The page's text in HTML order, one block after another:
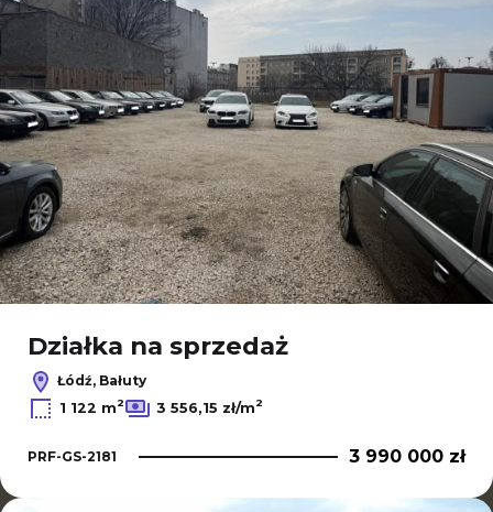
Działka na sprzedaż
Łódź, Bałuty
1 122 m2 3 556,15 zł/m2
PRF-GS-2181 3 990 000 zł